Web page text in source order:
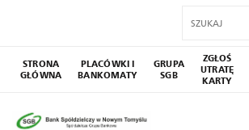
STRONA
GŁÓWNA
PLACÓWKI I
BANKOMATY
GRUPA
SGB
ZGŁOŚ
UTRATĘ
KARTY